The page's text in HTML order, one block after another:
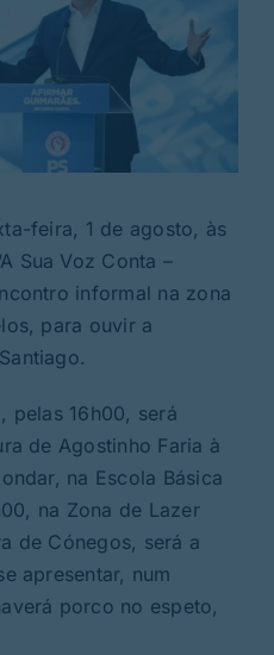
feira, 1 de agosto, às
Sua Voz Conta –
informal na zona
para ouvir a
pelas 16h00, será
de Agostinho Faria à
na Escola Básica
na Zona de Lazer
de Cónegos, será a
apresentar, num
porco no espeto,